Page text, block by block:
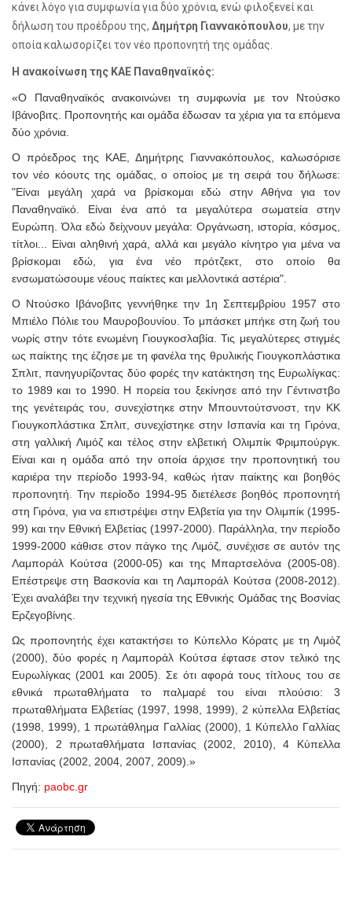
κάνει λόγο για συμφωνία για δύο χρόνια, ενώ φιλοξενεί και
δήλωση του προέδρου της, Δημήτρη Γιαννακόπουλου, με την
οποία καλωσορίζει τον νέο προπονητή της ομάδας.
Η ανακοίνωση της ΚΑΕ Παναθηναϊκός:
«Ο Παναθηναϊκός ανακοινώνει τη συμφωνία με τον Ντούσκο
Ιβάνοβιτς. Προπονητής και ομάδα έδωσαν τα χέρια για τα επόμενα
δύο χρόνια.
Ο πρόεδρος της ΚΑΕ, Δημήτρης Γιαννακόπουλος, καλωσόρισε
τον νέο κόουτς της ομάδας, ο οποίος με τη σειρά του δήλωσε:
"Είναι μεγάλη χαρά να βρίσκομαι εδώ στην Αθήνα για τον
Παναθηναϊκό. Είναι ένα από τα μεγαλύτερα σωματεία στην
Ευρώπη. Όλα εδώ δείχνουν μεγάλα: Οργάνωση, ιστορία, κόσμος,
τίτλοι... Είναι αληθινή χαρά, αλλά και μεγάλο κίνητρο για μένα να
βρίσκομαι εδώ, για ένα νέο πρότζεκτ, στο οποίο θα
ενσωματώσουμε νέους παίκτες και μελλοντικά αστέρια".
Ο Ντούσκο Ιβάνοβιτς γεννήθηκε την 1η Σεπτεμβρίου 1957 στο
Μπιέλο Πόλιε του Μαυροβουνίου. Το μπάσκετ μπήκε στη ζωή του
νωρίς στην τότε ενωμένη Γιουγκοσλαβία. Τις μεγαλύτερες στιγμές
ως παίκτης της έζησε με τη φανέλα της θρυλικής Γιουγκοπλάστικα
Σπλιτ, πανηγυρίζοντας δύο φορές την κατάκτηση της Ευρωλίγκας:
το 1989 και το 1990. Η πορεία του ξεκίνησε από την Γέντινστβο
της γενέτειράς του, συνεχίστηκε στην Μπουντούτσνοστ, την ΚΚ
Γιουγκοπλάστικα Σπλιτ, συνεχίστηκε στην Ισπανία και τη Γιρόνα,
στη γαλλική Λιμόζ και τέλος στην ελβετική Ολιμπίκ Φριμπούργκ.
Είναι και η ομάδα από την οποία άρχισε την προπονητική του
καριέρα την περίοδο 1993-94, καθώς ήταν παίκτης και βοηθός
προπονητή. Την περίοδο 1994-95 διετέλεσε βοηθός προπονητή
στη Γιρόνα, για να επιστρέψει στην Ελβετία για την Ολιμπίκ (1995-
99) και την Εθνική Ελβετίας (1997-2000). Παράλληλα, την περίοδο
1999-2000 κάθισε στον πάγκο της Λιμόζ, συνέχισε σε αυτόν της
Λαμποράλ Κούτσα (2000-05) και της Μπαρτσελόνα (2005-08).
Επέστρεψε στη Βασκονία και τη Λαμποράλ Κούτσα (2008-2012).
Έχει αναλάβει την τεχνική ηγεσία της Εθνικής Ομάδας της Βοσνίας
Ερζεγοβίνης.
Ως προπονητής έχει κατακτήσει το Κύπελλο Κόρατς με τη Λιμόζ
(2000), δύο φορές η Λαμποράλ Κούτσα έφτασε στον τελικό της
Ευρωλίγκας (2001 και 2005). Σε ότι αφορά τους τίτλους του σε
εθνικά πρωταθλήματα το παλμαρέ του είναι πλούσιο: 3
πρωταθλήματα Ελβετίας (1997, 1998, 1999), 2 κύπελλα Ελβετίας
(1998, 1999), 1 πρωτάθλημα Γαλλίας (2000), 1 Κύπελλο Γαλλίας
(2000), 2 πρωταθλήματα Ισπανίας (2002, 2010), 4 Κύπελλα
Ισπανίας (2002, 2004, 2007, 2009).»
Πηγή: paobc.gr